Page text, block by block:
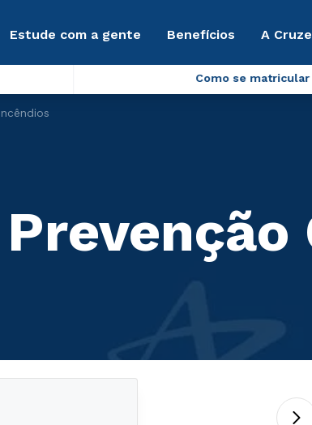
Estude com a gente Benefícios A
Como se matricular